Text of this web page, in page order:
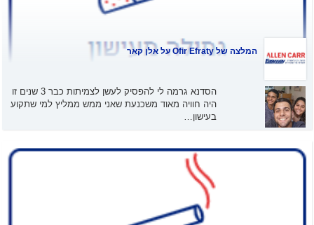
המלצה של על אלן קאר
הסדנא גרמה לי להפסיק לעשן לצמיתות כבר 3 שנים זו
היה חוויה מאוד משכנעת שאני ממש ממליץ למי שתקוע
בעישון…